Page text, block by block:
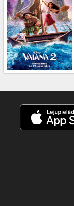
Dāvanu
kartes
Uzkodas
B2B
Kino
Klubs